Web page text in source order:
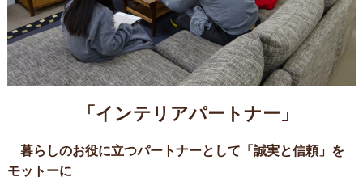
「インテリアパートナー」
暮らしのお役に立つパートナーとして「誠実と信頼」を
モットーに